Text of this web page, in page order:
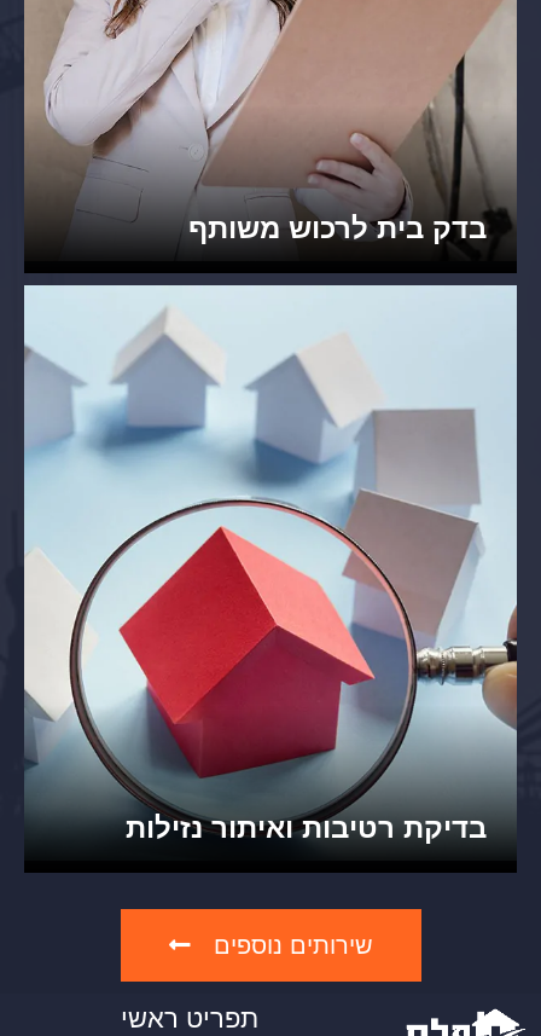
בדק בית לרכוש משותף
בדיקת רטיבות ואיתור נזילות
שירותים נוספים
תפריט ראשי